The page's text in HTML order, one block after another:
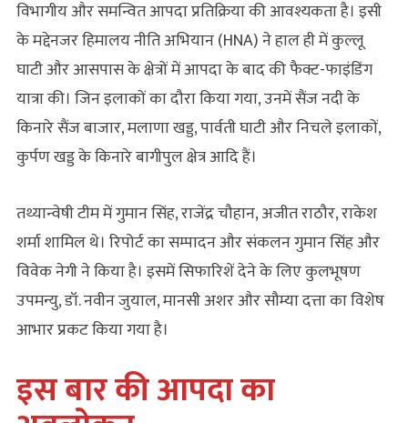
विभागीय और समन्वित आपदा प्रतिक्रिया की आवश्यकता है। इसी
के मद्देनजर हिमालय नीति अभियान (HNA) ने हाल ही में कुल्लू
घाटी और आसपास के क्षेत्रों में आपदा के बाद की फैक्ट-फाइंडिंग
यात्रा की। जिन इलाकों का दौरा किया गया, उनमें सैंज नदी के
किनारे सैंज बाजार, मलाणा खड्ड, पार्वती घाटी और निचले इलाकों,
कुर्पण खड्ड के किनारे बागीपुल क्षेत्र आदि हैं।
तथ्यान्वेषी टीम में गुमान सिंह, राजेंद्र चौहान, अजीत राठौर, राकेश
शर्मा शामिल थे। रिपोर्ट का सम्पादन और संकलन गुमान सिंह और
विवेक नेगी ने किया है। इसमें सिफारिशें देने के लिए कुलभूषण
उपमन्यु, डॉ. नवीन जुयाल, मानसी अशर और सौम्या दत्ता का विशेष
आभार प्रकट किया गया है।
इस बार की आपदा का